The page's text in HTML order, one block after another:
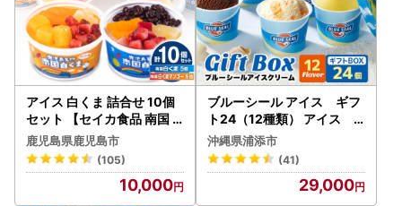
アイス 白くま 詰合せ 10個
セット 【セイカ食品 南国
白くま 南国 白くま マンゴ
ー】 K051-001 冷凍
鹿児島県鹿児島市
(105)
10,000
ブルーシール アイス ギフ
ト24（12種類） アイス
沖縄 人気
沖縄県浦添市
(41)
29,000